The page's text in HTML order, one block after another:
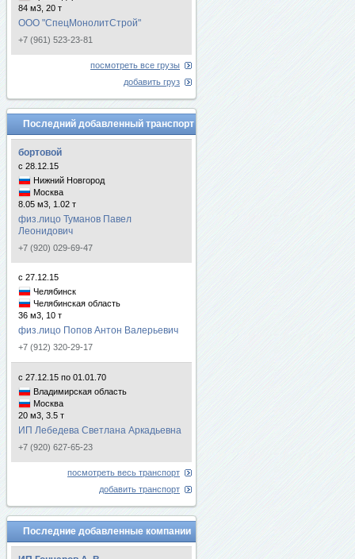
84 м3, 20 т
ООО "СпецМонолитСтрой"
+7 (961) 523-23-81
посмотреть все грузы
добавить груз
Последний добавленный транспорт
бортовой
с 28.12.15
Нижний Новгород
Москва
8.05 м3, 1.02 т
физ.лицо Туманов Павел
Леонидович
+7 (920) 029-69-47
с 27.12.15
Челябинск
Челябинская область
36 м3, 10 т
физ.лицо Попов Антон Валерьевич
+7 (912) 320-29-17
с 27.12.15 по 01.01.70
Владимирская область
Москва
20 м3, 3.5 т
ИП Лебедева Светлана Аркадьевна
+7 (920) 627-65-23
посмотреть весь транспорт
добавить транспорт
Последние добавленные компании